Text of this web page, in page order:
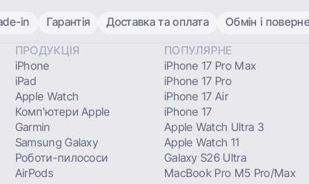
in Гарантія Доставка та оплата Обмін і
ПРОДУКЦІЯ
iPhone
iPad
Apple Watch
Комп'ютери Apple
Garmin
Samsung Galaxy
Роботи-пилососи
AirPods
ПОПУЛЯРНЕ
iPhone 17 Pro Max
iPhone 17 Pro
iPhone 17 Air
iPhone 17
Apple Watch Ultra 3
Apple Watch 11
Galaxy S26 Ultra
MacBook Pro M5 Pro/Max